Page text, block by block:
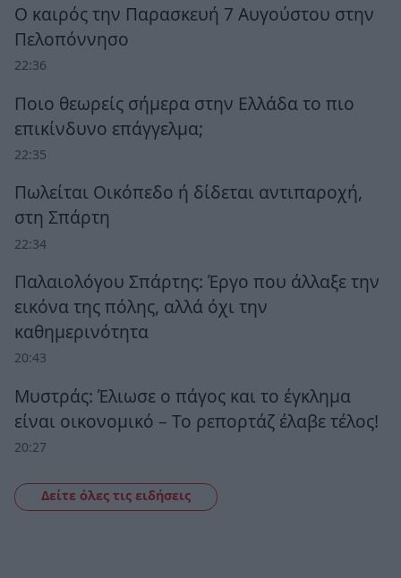
Ο καιρός την Παρασκευή 7 Αυγούστου στην
Πελοπόννησο
22:36
Ποιο θεωρείς σήμερα στην Ελλάδα το πιο
επικίνδυνο επάγγελμα;
22:35
Πωλείται Οικόπεδο ή δίδεται αντιπαροχή,
στη Σπάρτη
22:34
Παλαιολόγου Σπάρτης: Έργο που άλλαξε την
εικόνα της πόλης, αλλά όχι την
καθημερινότητα
20:43
Μυστράς: Έλιωσε ο πάγος και το έγκλημα
είναι οικονομικό – Το ρεπορτάζ έλαβε τέλος!
20:27
Δείτε όλες τις ειδήσεις